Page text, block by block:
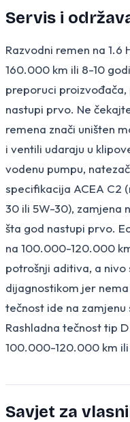
Servis i
Razvodni remen na
160.000 km ili 8-10
preporuci
nastupi prvo. Ne
remena znači uništen
i ventili udaraju u
vodenu pumpu,
specifikacija ACEA C2
30 ili 5W-30), zamjena
šta god nastupi prvo.
na 100.000-120.000
potrošnji aditiva, a
dijagnostikom jer
tečnost ide na zamjenu
Rashladna tečnost tip
100.000-120.000 km ili
Savjet za